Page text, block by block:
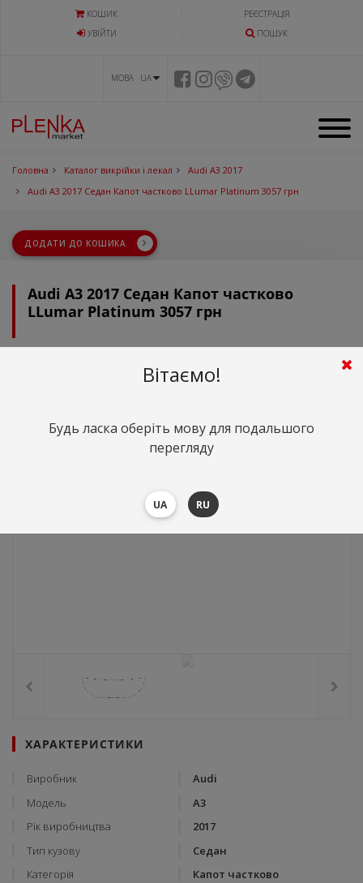
КОШИК
РЕЄСТРАЦІЯ
УВIЙТИ
ПОШУК
МОВА UA
Головна Каталог викрійки і лекал
Audi A3 2017
Audi A3 2017 Седан Капот частково LLumar Platinum 3057 грн
ДОДАТИ ДО КОШИКА
Audi A3 2017 Седан Капот частково
LLumar Platinum 3057 грн
грн. ($66.62)
ХАРАКТЕРИСТИКИ
Виробник
Audi
Модель
A3
Рік виробництва
2017
Тип кузову
Седан
Категорія
Капот частково
Вітаємо!
Будь ласка оберіть мову для подальшого
перегляду
UA RU